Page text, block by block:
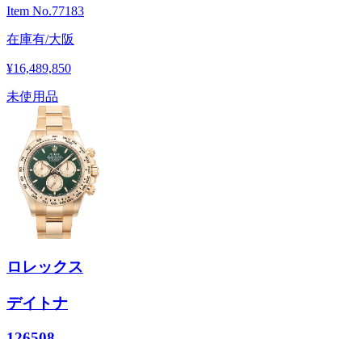
Item No.77183
在庫有/大阪
¥16,489,850
未使用品
ロレックス
デイトナ